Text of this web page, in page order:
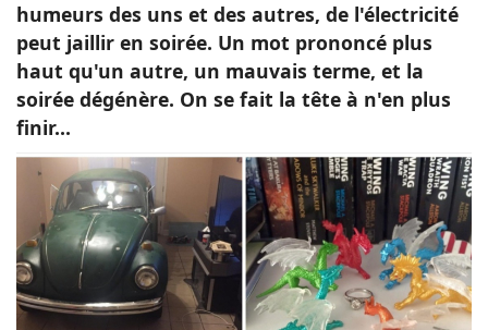
Insolite
Emotion
Animaux
Famille
Santé
humeurs des uns et des autres, de l'électricité
peut jaillir en soirée. Un mot prononcé plus
haut qu'un autre, un mauvais terme, et la
soirée dégénère. On se fait la tête à n'en plus
finir...